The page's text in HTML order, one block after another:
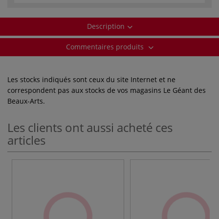
Description
Commentaires produits
Les stocks indiqués sont ceux du site Internet et ne
correspondent pas aux stocks de vos magasins Le Géant des
Beaux-Arts.
Les clients ont aussi acheté ces
articles